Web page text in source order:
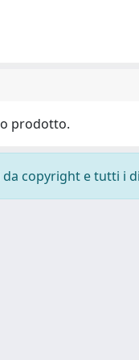
prodotto.
copyright e tutti i